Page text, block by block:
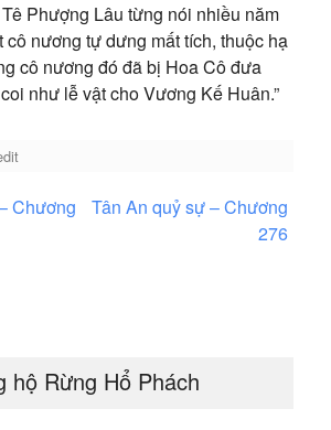
Phượng Lâu từng nói nhiều năm
cô nương tự dưng mất tích, thuộc hạ
cô nương đó đã bị Hoa Cô đưa
như lễ vật cho Vương Kế Huân.”
Chương
Tân An quỷ sự – Chương
276
hộ Rừng Hổ Phách